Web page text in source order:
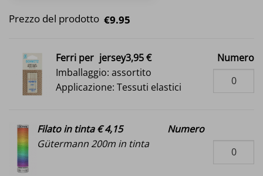
Prezzo del prodotto €9.95
Ferri per jersey3,95 €
Imballaggio: assortito
Applicazione: Tessuti elastici
Numero
Filato in tinta € 4,15
Gütermann 200m in tinta
Numero